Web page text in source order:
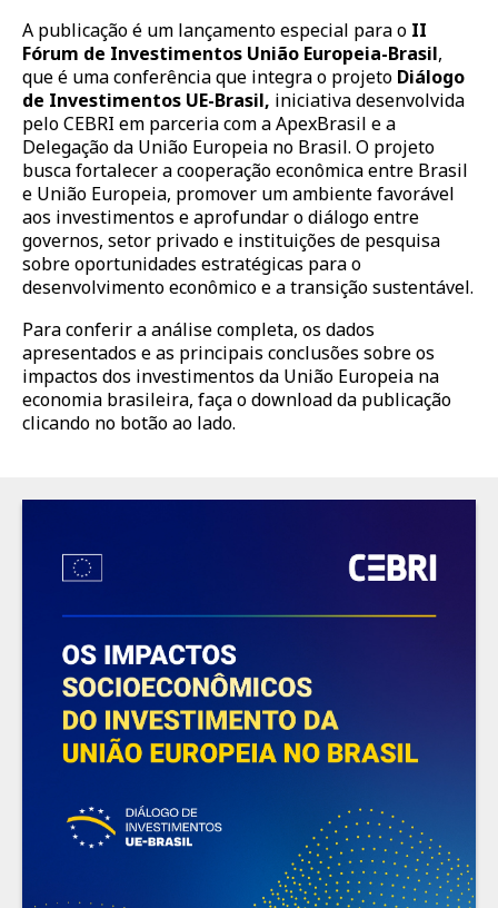
A publicação é um lançamento especial para o II
Fórum de Investimentos União Europeia-Brasil,
que é uma conferência que integra o projeto Diálogo
de Investimentos UE-Brasil, iniciativa desenvolvida
pelo CEBRI em parceria com a ApexBrasil e a
Delegação da União Europeia no Brasil. O projeto
busca fortalecer a cooperação econômica entre Brasil
e União Europeia, promover um ambiente favorável
aos investimentos e aprofundar o diálogo entre
governos, setor privado e instituições de pesquisa
sobre oportunidades estratégicas para o
desenvolvimento econômico e a transição sustentável.
Para conferir a análise completa, os dados
apresentados e as principais conclusões sobre os
impactos dos investimentos da União Europeia na
economia brasileira, faça o download da publicação
clicando no botão ao lado.